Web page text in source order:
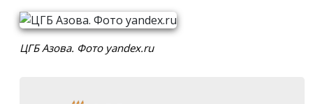
ЦГБ Азова. Фото yandex.ru